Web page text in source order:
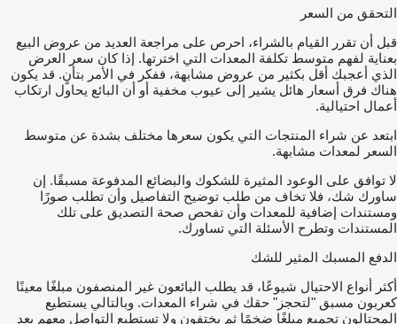
التحقق من السعر
قبل أن تقرر القيام بالشراء، احرص على مراجعة العديد من عروض البيع
بعناية لفهم متوسط تكلفة المعدات التي اخترتها. إذا كان سعر العرض
الذي أعجبك أقل بكثير من عروض مشابهة، ففكر في الأمر بتأنٍ. قد يكون
هناك فرق أسعار هائل يشير إلى عيوب مخفية أو أن البائع يحاول ارتكاب
أعمال احتيالية.
ابتعد عن شراء المنتجات التي يكون سعرها مختلف بشدة عن متوسط
السعر لمعدات مشابهة.
لا توافق على الوعود المثيرة للشكوك والبضائع المدفوعة مسبقًا. إن
ساورك شك، فلا تخاف من طلب توضيح التفاصيل وأن تطلب صورًا
ومستندات إضافية للمعدات وأن تفحص صحة التصديق على تلك
المستندات وتطرح الأسئلة التي تساورك.
الدفع المسبك المثير للشك
أكثر أنواع الاحتيال شيوعًا، قد يطلب البائعون غير المنصفون مبلغًا معينًا
كعربون مسبق "لتحجز" حقك في شراء المعدات. وبالتالي يستطيع
المحتالون تجميع مبلغًا ضخمًا ثم يختفون ولا تستطيع التواصل معهم بعد